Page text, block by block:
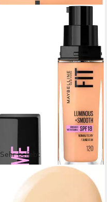
Sehr beliebt
MAYBELLINE NEW YORK
Foundation FIT ME! LIQUID
MAKE-UP